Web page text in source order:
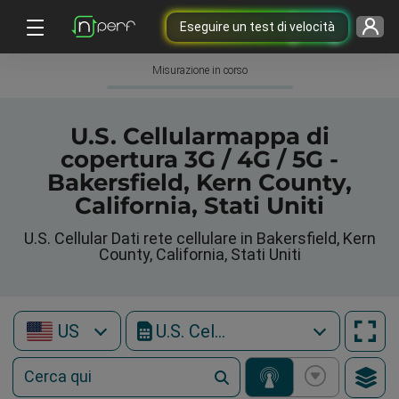
Eseguire un test di velocità
Misurazione in corso
U.S. Cellularmappa di
copertura 3G / 4G / 5G -
Bakersfield, Kern County,
California, Stati Uniti
U.S. Cellular Dati rete cellulare in Bakersfield, Kern
County, California, Stati Uniti
US U.S. Cellular